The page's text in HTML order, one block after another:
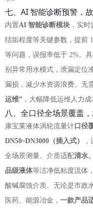
七、AI 智能诊断预警，
内置AI 智能诊断模块 ，实
结垢程度等关键参数，提前
等问题，误报率低于 2%。
别异常用水模式，泄漏定位
漏损，减少水资源浪费。无
运维” ，大幅降低运维人力成
八、全口径全场景覆盖
康宝莱液体涡轮流量计 口径
DN50~DN3000（插入式）
全场景测量。介质适配清水
品级液体等洁净低粘度流体
酸碱腐蚀介质。无论是市政
医药、能源冶金， 一款产品